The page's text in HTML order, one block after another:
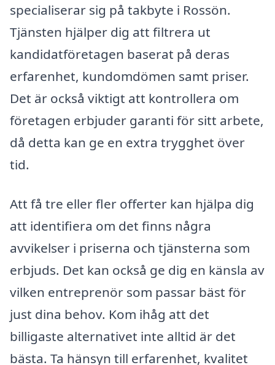
specialiserar sig på takbyte i Rossön.
Tjänsten hjälper dig att filtrera ut
kandidatföretagen baserat på deras
erfarenhet, kundomdömen samt priser.
Det är också viktigt att kontrollera om
företagen erbjuder garanti för sitt arbete,
då detta kan ge en extra trygghet över
tid.
Att få tre eller fler offerter kan hjälpa dig
att identifiera om det finns några
avvikelser i priserna och tjänsterna som
erbjuds. Det kan också ge dig en känsla av
vilken entreprenör som passar bäst för
just dina behov. Kom ihåg att det
billigaste alternativet inte alltid är det
bästa. Ta hänsyn till erfarenhet, kvalitet